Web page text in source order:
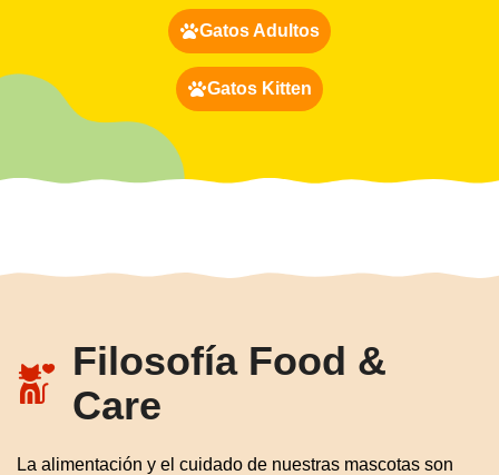
Gatos Adultos
Gatos Kitten
Filosofía Food &
Care
La alimentación y el cuidado de nuestras mascotas son